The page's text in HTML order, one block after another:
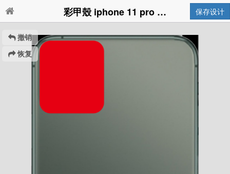
彩甲殼 iphone 11 pro max 保存设计
撤销
恢复